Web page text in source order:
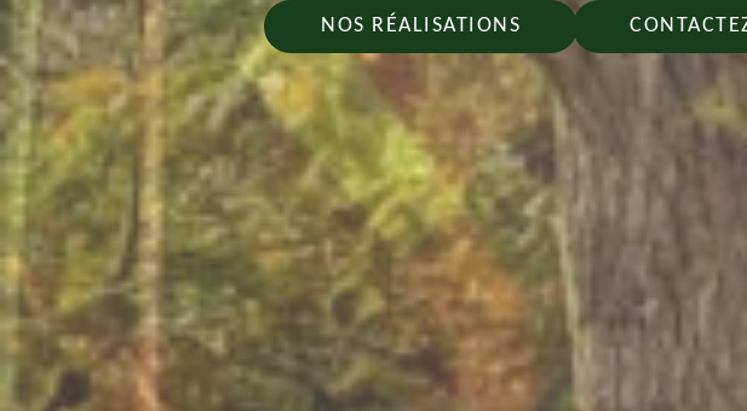
NOS RÉALISATIONS